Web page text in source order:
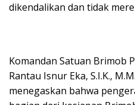
dikendalikan dan tidak
Komandan Satuan Brimob
Rantau Isnur Eka, S.I.K.,
menegaskan bahwa